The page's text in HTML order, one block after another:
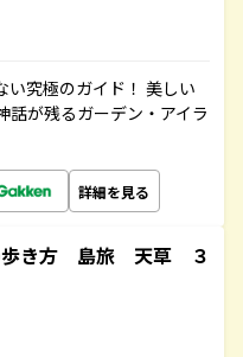
い究極のガイド！ 美しい
話が残るガーデン・アイラ
詳細を見る
歩き方 島旅 天草 ３